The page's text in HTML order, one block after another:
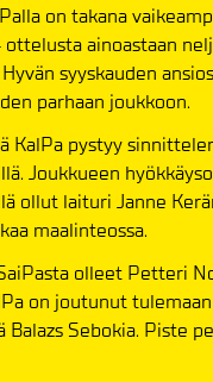
on takana
ottelusta ainoastaan
syyskauden
parhaan joukkoon.
KalPa pystyy
Joukkueen
ollut laituri Janne
maalinteossa.
olleet Petteri
on joutunut
Balazs Sebokia. Piste